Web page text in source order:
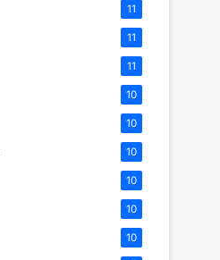
11
11
11
10
10
10
10
10
10